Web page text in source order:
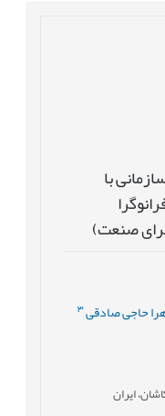
با
صنعت)
حاجی صادقی 3
ایران